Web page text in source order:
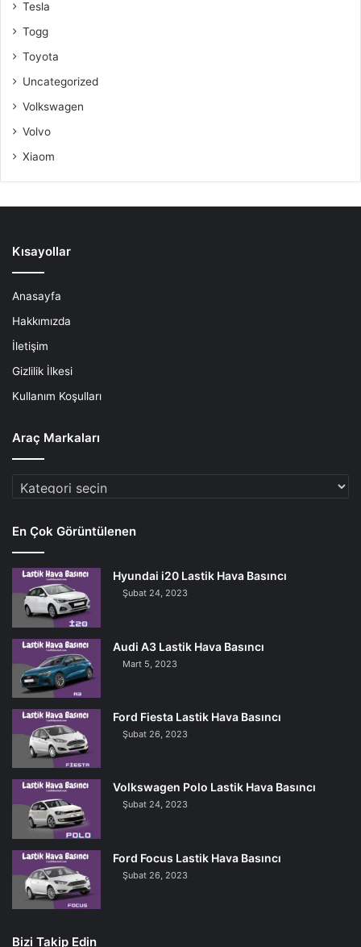
Tesla
Togg
Toyota
Uncategorized
Volkswagen
Volvo
Xiaom
Kısayollar
Anasayfa
Hakkımızda
İletişim
Gizlilik İlkesi
Kullanım Koşulları
Araç Markaları
Araç
En Çok Görüntülenen
Hyundai i20 Lastik Hava Basıncı
Şubat 24, 2023
Audi A3 Lastik Hava Basıncı
Mart 5, 2023
Ford Fiesta Lastik Hava Basıncı
Şubat 26, 2023
Volkswagen Polo Lastik Hava Basıncı
Şubat 24, 2023
Ford Focus Lastik Hava Basıncı
Şubat 26, 2023
Bizi Takip Edin